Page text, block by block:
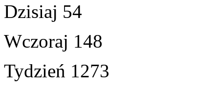
Dzisiaj 54
Wczoraj 148
Tydzień 1273